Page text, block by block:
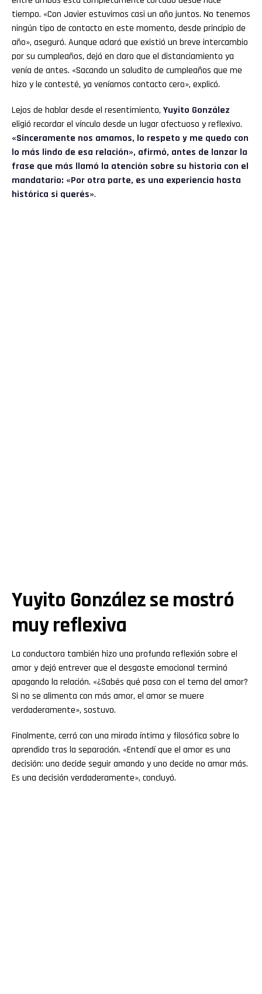
tiempo. «Con Javier estuvimos casi un año juntos. No tenemos
ningún tipo de contacto en este momento, desde principio de
año», aseguró. Aunque aclaró que existió un breve intercambio
por su cumpleaños, dejó en claro que el distanciamiento ya
venía de antes. «Sacando un saludito de cumpleaños que me
hizo y le contesté, ya veníamos contacto cero», explicó.
Lejos de hablar desde el resentimiento, Yuyito González
eligió recordar el vínculo desde un lugar afectuoso y reflexivo.
«Sinceramente nos amamos, lo respeto y me quedo con
lo más lindo de esa relación», afirmó, antes de lanzar la
frase que más llamó la atención sobre su historia con el
mandatario: «Por otra parte, es una experiencia hasta
histórica si querés».
Yuyito González se mostró
muy reflexiva
La conductora también hizo una profunda reflexión sobre el
amor y dejó entrever que el desgaste emocional terminó
apagando la relación. «¿Sabés qué pasa con el tema del amor?
Si no se alimenta con más amor, el amor se muere
verdaderamente», sostuvo.
Finalmente, cerró con una mirada íntima y filosófica sobre lo
aprendido tras la separación. «Entendí que el amor es una
decisión: uno decide seguir amando y uno decide no amar más.
Es una decisión verdaderamente», concluyó.